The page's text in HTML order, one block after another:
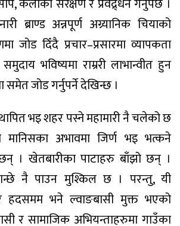
ब्राण्ड अन्नपूर्ण अग्र्यानिक चियाको
जोड दिँदै प्रचार–प्रसारमा व्यापकता
भविष्यमा राम्ररी लाभान्वीत हुन
जोड गर्नुपर्ने देखिन्छ ।
भइ शहर पस्ने महामारी नै चलेको छ
अभावमा जिर्ण भइ भत्कने
। खेतबारीका पाटाहरु बाँझो छन् ।
नै पाउन मुश्किल छ । परन्तु, यी
हदसमम भने ल्वाङबासी मुक्त भएको
र सामाजिक अभियन्ताहरुमा गाउँका